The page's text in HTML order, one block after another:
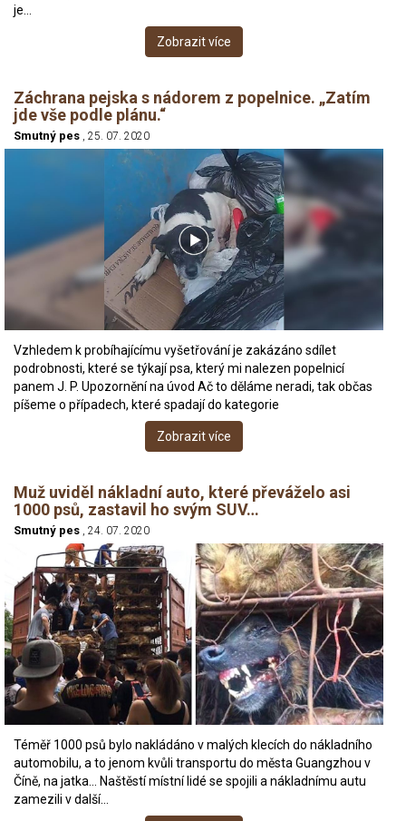
je…
Zobrazit více
Záchrana pejska s nádorem z popelnice. „Zatím
jde vše podle plánu.“
Smutný pes , 25. 07. 2020
Vzhledem k probíhajícímu vyšetřování je zakázáno sdílet
podrobnosti, které se týkají psa, který mi nalezen popelnicí
panem J. P. Upozornění na úvod Ač to děláme neradi, tak občas
píšeme o případech, které spadají do kategorie
Zobrazit více
Muž uviděl nákladní auto, které převáželo asi
1000 psů, zastavil ho svým SUV…
Smutný pes , 24. 07. 2020
Téměř 1000 psů bylo nakládáno v malých klecích do nákladního
automobilu, a to jenom kvůli transportu do města Guangzhou v
Číně, na jatka… Naštěstí místní lidé se spojili a nákladnímu autu
zamezili v další…